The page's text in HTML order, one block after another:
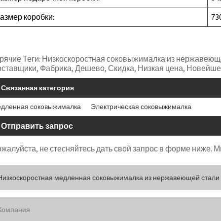
коробки:
Теги: Низкоскоростная соковыжималка из
Фабрика, Дешево, Скидка, Низкая цена,
Связанная категория
соковыжималка Электрическая соковыжималка
Отправить запрос
не стесняйтесь дать свой запрос в форме ниже.